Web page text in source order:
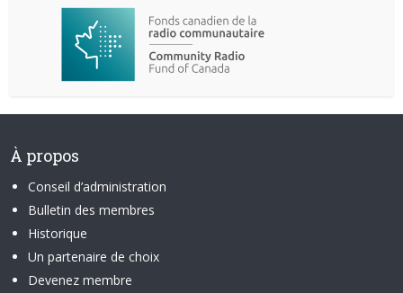
À propos
Conseil d’administration
Bulletin des membres
Historique
Un partenaire de choix
Devenez membre